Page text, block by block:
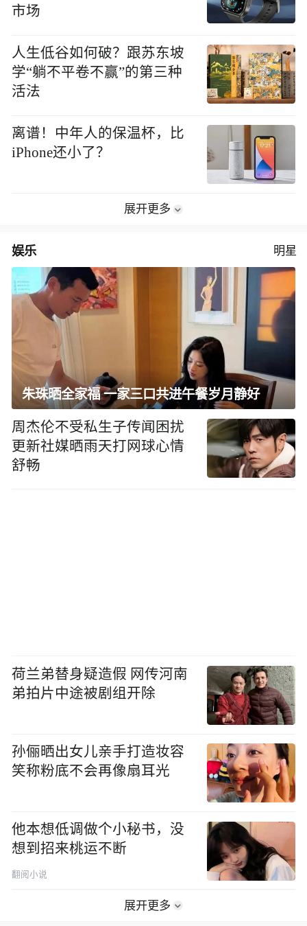
市场
人生低谷如何破？跟苏东坡
学“躺不平卷不赢”的第三种
活法
离谱！中年人的保温杯，比
iPhone还小了？
展开更多
娱乐 明星
朱珠晒全家福 一家三口共进午餐岁月静好
周杰伦不受私生子传闻困扰
更新社媒晒雨天打网球心情
舒畅
荷兰弟替身疑造假 网传河南
弟拍片中途被剧组开除
孙俪晒出女儿亲手打造妆容
笑称粉底不会再像扇耳光
他本想低调做个小秘书，没
想到招来桃运不断
翻阅小说
展开更多